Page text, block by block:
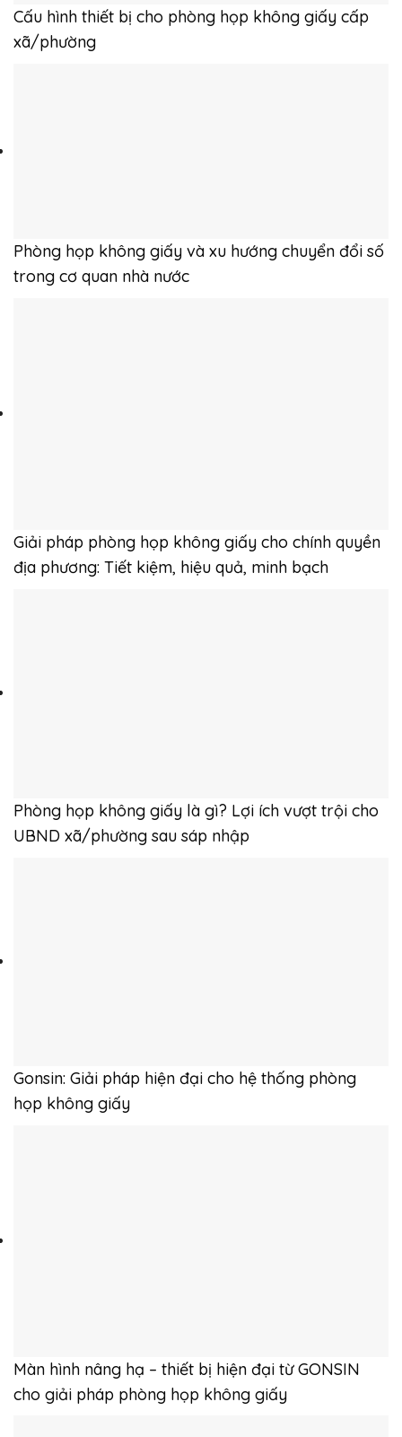
Cấu hình thiết bị cho phòng họp không giấy cấp
xã/phường
Phòng họp không giấy và xu hướng chuyển đổi số
trong cơ quan nhà nước
Giải pháp phòng họp không giấy cho chính quyền
địa phương: Tiết kiệm, hiệu quả, minh bạch
Phòng họp không giấy là gì? Lợi ích vượt trội cho
UBND xã/phường sau sáp nhập
Gonsin: Giải pháp hiện đại cho hệ thống phòng
họp không giấy
Màn hình nâng hạ – thiết bị hiện đại từ GONSIN
cho giải pháp phòng họp không giấy